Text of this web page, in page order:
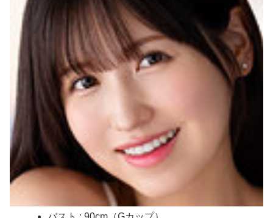
乳首発狂 乳首愛こそ全て 通野未帆
危険日直撃！！子作りできるソープランド 537分 BEST 4
【海外の反応】移民なしで少子化を解決するにはどうしたらいいんだ？ → 「現代の経済は人口増加を前提としているからな」「福祉の崩壊もヤバい」
猫って自分でかわいいってわかってると思わない？【再】
播磨赤松氏について語る
中川朋美 １メートル越えの大迫力白おっぱい！！
【悲報】 味噌ラーメンで行列、出来ない